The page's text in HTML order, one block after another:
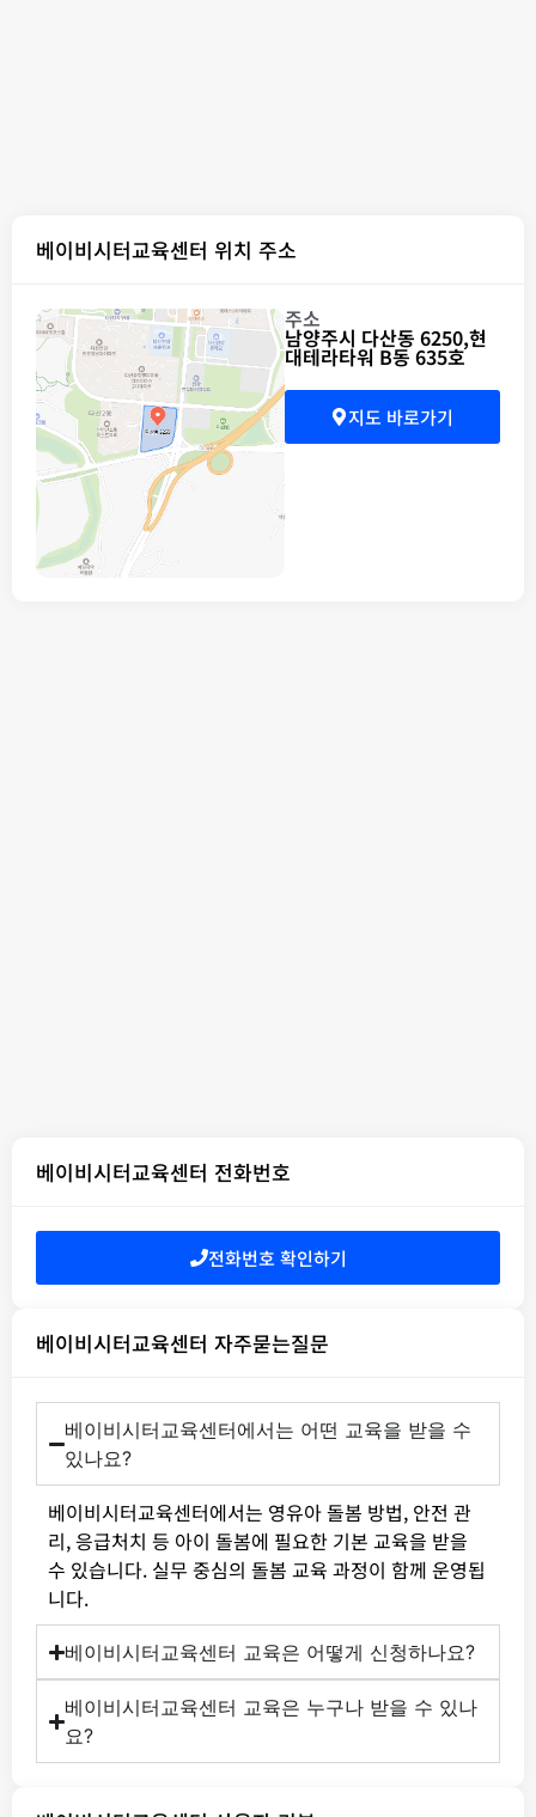
베이비시터교육센터 위치 주소
주소
남양주시 다산동 6250,현
대테라타워 B동 635호
지도 바로가기
베이비시터교육센터 전화번호
전화번호 확인하기
베이비시터교육센터 자주묻는질문
베이비시터교육센터에서는 어떤 교육을 받을 수
있나요?
베이비시터교육센터에서는 영유아 돌봄 방법, 안전 관
리, 응급처치 등 아이 돌봄에 필요한 기본 교육을 받을
수 있습니다. 실무 중심의 돌봄 교육 과정이 함께 운영됩
니다.
베이비시터교육센터 교육은 어떻게 신청하나요?
베이비시터교육센터 교육은 누구나 받을 수 있나
요?